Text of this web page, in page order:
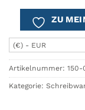
ZU
(€) - EUR
Artikelnummer: 150-
Kategorie: